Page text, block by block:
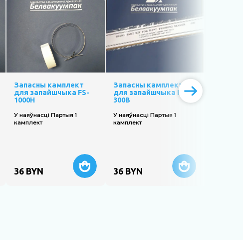
Запасны камплект
для запайшчыка FS-
1000H
У наяўнасці Партыя 1
камплект
36 BYN
Запасны камплект
для запайшчыка FS-
300B
У наяўнасці Партыя 1
камплект
36 BYN